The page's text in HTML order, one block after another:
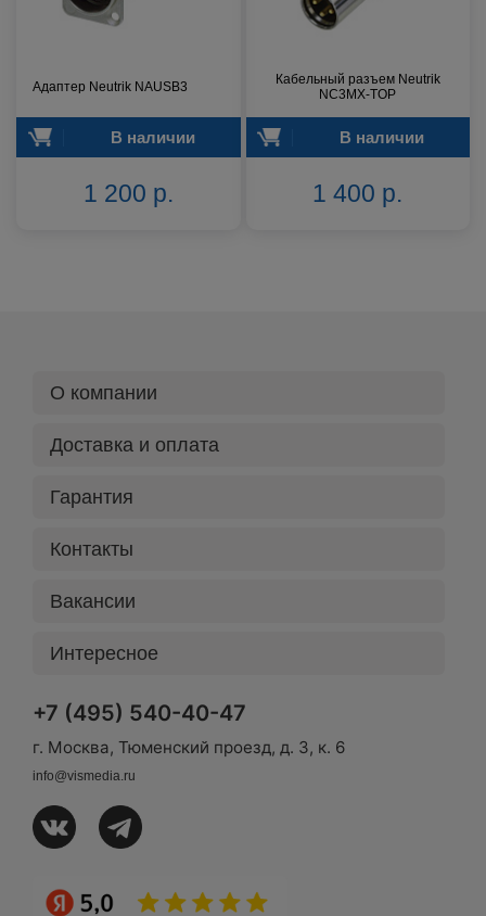
Адаптер Neutrik NAUSB3
В наличии
1 200 р.
Кабельный разъем Neutrik
NC3MX-TOP
В наличии
1 400 р.
О компании
Доставка и оплата
Гарантия
Контакты
Вакансии
Интересное
+7 (495) 540-40-47
г. Москва, Тюменский проезд, д. 3, к. 6
info@vismedia.ru